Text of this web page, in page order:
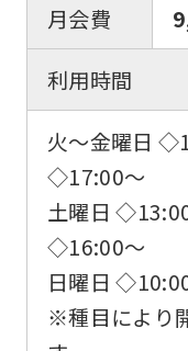
月会費
利用時間
火〜金曜日
◇17:00〜
土曜日
◇16:00〜
日曜日
※種目により